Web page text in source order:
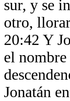
sur, y se
otro,
20:42 Y
el
Jonatán